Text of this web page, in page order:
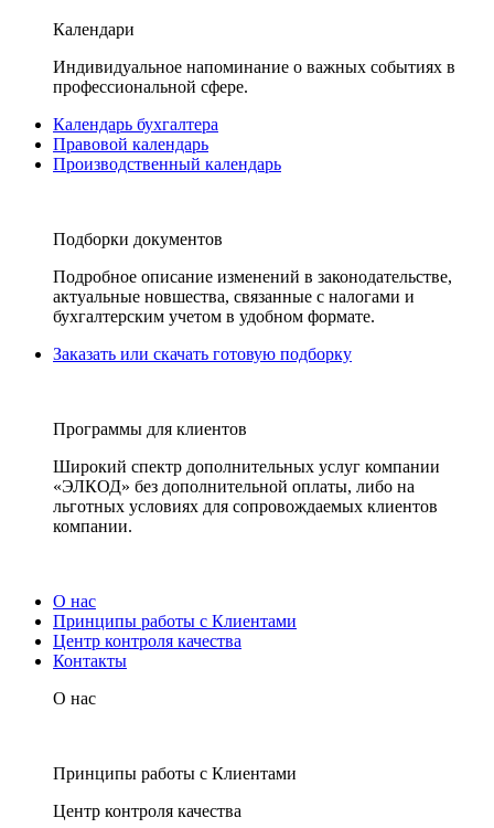
Календари
Индивидуальное напоминание о важных событиях в
профессиональной сфере.
Календарь бухгалтера
Правовой календарь
Производственный календарь
Подборки документов
Подробное описание изменений в законодательстве,
актуальные новшества, связанные с налогами и
бухгалтерским учетом в удобном формате.
Заказать или скачать готовую подборку
Программы для клиентов
Широкий спектр дополнительных услуг компании
«ЭЛКОД» без дополнительной оплаты, либо на
льготных условиях для сопровождаемых клиентов
компании.
О нас
Принципы работы с Клиентами
Центр контроля качества
Контакты
О нас
Принципы работы с Клиентами
Центр контроля качества